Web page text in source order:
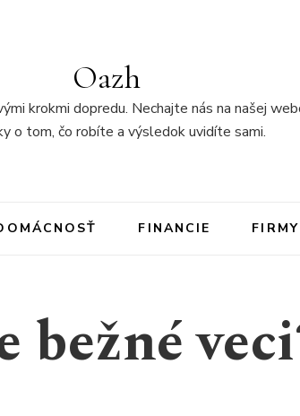
Oazh
krokmi dopredu. Nechajte nás na našej
o tom, čo robíte a výsledok uvidíte sami.
FINANCIE FIRMY
bežné